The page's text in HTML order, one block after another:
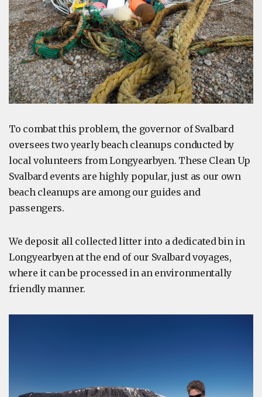
To combat this problem, the governor of Svalbard
oversees two yearly beach cleanups conducted by
local volunteers from Longyearbyen. These Clean Up
Svalbard events are highly popular, just as our own
beach cleanups are among our guides and
passengers.
We deposit all collected litter into a dedicated bin in
Longyearbyen at the end of our Svalbard voyages,
where it can be processed in an environmentally
friendly manner.